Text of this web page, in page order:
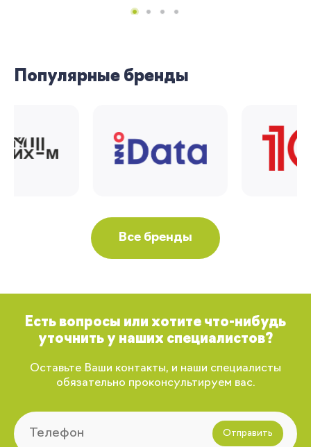
Популярные бренды
Все бренды
Есть вопросы или хотите что-нибудь
уточнить у наших специалистов?
Оставьте Ваши контакты, и наши специалисты
обязательно проконсультируем вас.
Отправить